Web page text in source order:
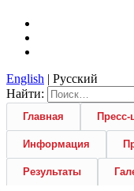
English | Русский
Найти:
Главная Пресс-
Информация
Результаты